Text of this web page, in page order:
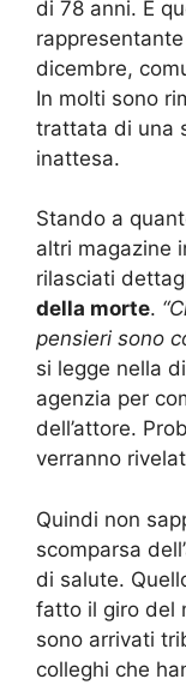
di 78 anni. È
dicembre,
In molti sono
trattata di una
inattesa.
Stando a
altri magazine
rilasciati
della morte.
pensieri sono
si legge nella
agenzia per
dell’attore.
verranno
Quindi non
scomparsa
di salute.
fatto il giro del
sono arrivati
colleghi che